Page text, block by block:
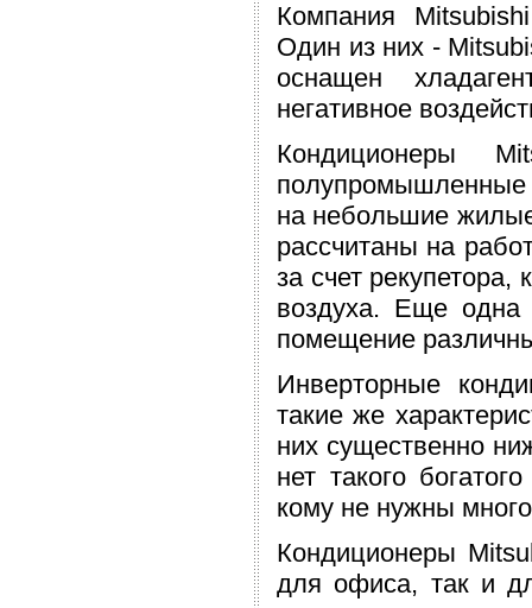
Компания
Один из них -
оснащен
негативное
Кондиционеры
полупромышленные
на небольшие
рассчитаны на
за счет рекупетора,
воздуха. Еще одна
помещение
Инверторные
такие же
них существенно
нет такого
кому не нужны
Кондиционеры
для офиса, так и